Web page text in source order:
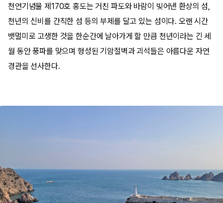
천연기념물 제170호 홍도는 거친 파도와 바람이 빚어낸 환상의 섬,
천년의 신비를 간직한 섬 등의 부제를 달고 있는 섬이다. 오랜 시간
뱃멀미로 고생한 것을 한순간에 날아가게 할 만큼 천년이라는 긴 세
월 동안 풍파를 맞으며 형성된 기암절벽과 괴석들은 아름다운 자연
경관을 선사한다.